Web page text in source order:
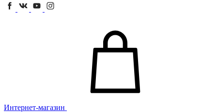
Интернет-магазин